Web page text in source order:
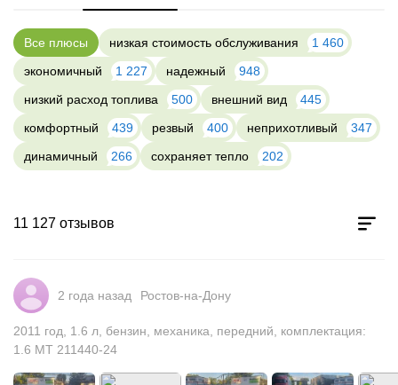
Все плюсы низкая стоимость обслуживания
1 460
экономичный
1 227 надежный
948
низкий расход топлива
500 внешний вид
445
комфортный
439 резвый 400 неприхотливый
347
динамичный
266 сохраняет тепло 202
11 127 отзывов
2 года назад Ростов-на-Дону
2011 год 1.6 л бензин механика передний
комплектация:
1.6 MT 211440-24